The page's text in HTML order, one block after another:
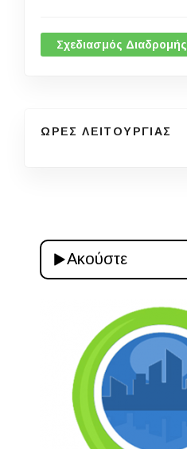
Σχεδιασμός Διαδρομής
ΩΡΕΣ ΛΕΙΤΟΥΡΓΙΑΣ
Ακούστε